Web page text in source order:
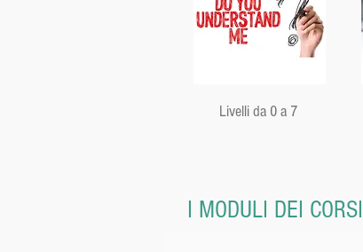
Livelli da 0 a 7
I MODULI DEI CORSI